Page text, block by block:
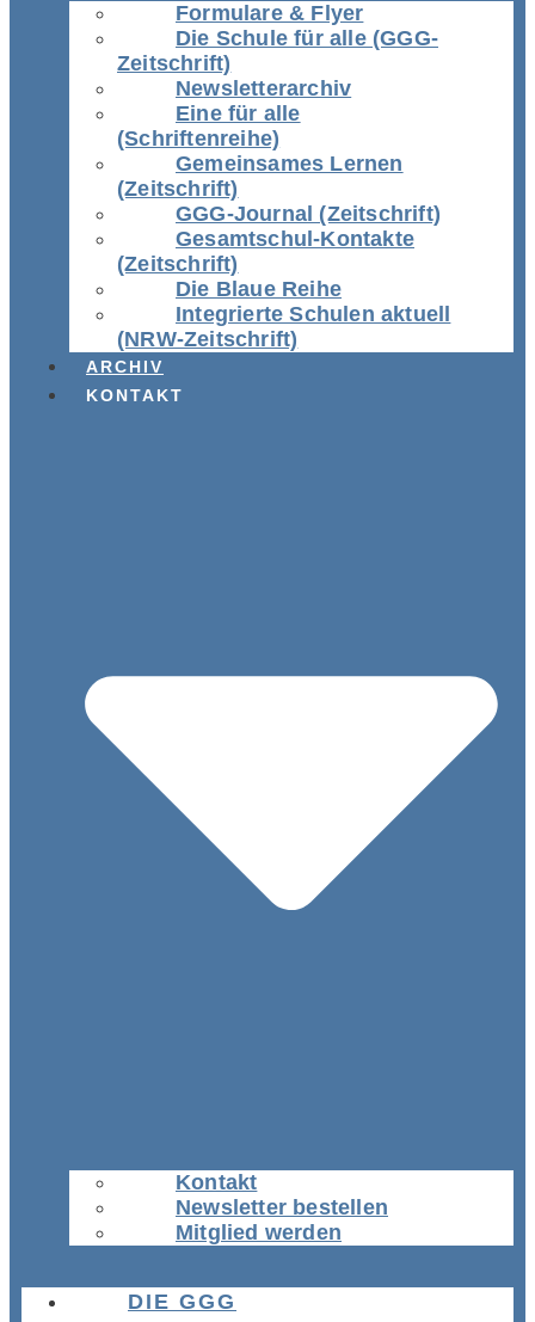
Formulare & Flyer
Die Schule für alle (GGG-
Zeitschrift)
Newsletterarchiv
Eine für alle
(Schriftenreihe)
Gemeinsames Lernen
(Zeitschrift)
GGG-Journal (Zeitschrift)
Gesamtschul-Kontakte
(Zeitschrift)
Die Blaue Reihe
Integrierte Schulen aktuell
(NRW-Zeitschrift)
ARCHIV
KONTAKT
Kontakt
Newsletter bestellen
Mitglied werden
DIE GGG